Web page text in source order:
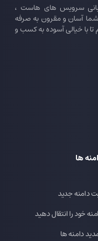
سرویس های هاست ،
آسان و مقرون به صرفه
با خیالی آسوده به کسب و
ها
دامنه جدید
خود را انتقال دهید
دامنه ها